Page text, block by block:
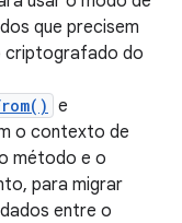
que precisem
criptografado do
e
o contexto de
método e o
para migrar
entre o